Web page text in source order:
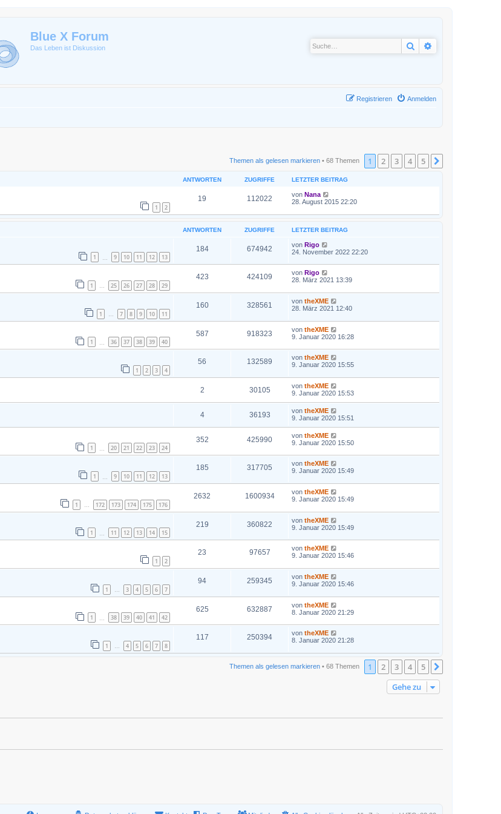
Blue X Forum
Das Leben ist Diskussion Suche
Anmelden
Registrieren
Themen als gelesen markieren • 68 Themen 1 2 3 4 5
ANTWORTEN ZUGRIFFE LETZTER BEITRAG
1 2
19 112022 von Nana
28. August 2015 22:20
ANTWORTEN ZUGRIFFE LETZTER BEITRAG
1 9 10 11 12 13
184 674942 von Rigo
24. November 2022 22:20
1 … 25 26 27 28 29
423 424109 von Rigo
28. März 2021 13:39
1 … 7 8 9 10 11
160 328561 von theXME
28. März 2021 12:40
1 36 37 38 39 40
587 918323 von theXME
9. Januar 2020 16:28
1 2 3 4
56 132589 von theXME
9. Januar 2020 15:55
2 30105 von theXME
9. Januar 2020 15:53
4 36193 von theXME
9. Januar 2020 15:51
1 20 21 22 23 24
352 425990 von theXME
9. Januar 2020 15:50
1 9 10 11 12 13
185 317705 von theXME
9. Januar 2020 15:49
1 … 172 173 174 175 176
2632 1600934 von theXME
9. Januar 2020 15:49
1 11 12 13 14 15
219 360822 von theXME
9. Januar 2020 15:49
1 2
23 97657 von theXME
9. Januar 2020 15:46
1 … 3 4 5 6 7
94 259345 von theXME
9. Januar 2020 15:46
1 38 39 40 41 42
625 632887 von theXME
8. Januar 2020 21:29
1 … 4 5 6 7 8
117 250394 von theXME
8. Januar 2020 21:28
Themen als gelesen markieren • 68 Themen 1 2 3 4 5
Gehe zu